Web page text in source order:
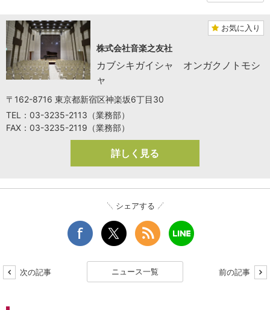
お気に入り
株式会社音楽之友社
カブシキガイシャ オンガクノトモシ
ャ
〒162-8716 東京都新宿区神楽坂6丁目30
TEL：03-3235-2113（業務部）
FAX：03-3235-2119（業務部）
詳しく見る
シェアする
次の記事 ニュース一覧 前の記事